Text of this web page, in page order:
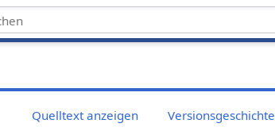
Quelltext anzeigen Versionsgeschichte